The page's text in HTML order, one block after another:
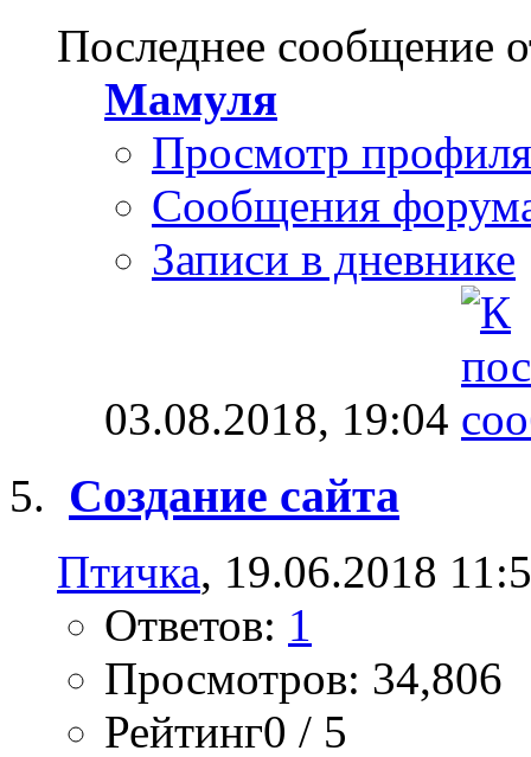
Последнее сообщение
Мамуля
Просмотр профиля
Сообщения
Записи в дневнике
03.08.2018, 19:04
Создание сайта
Птичка, 19.06.2018
Ответов: 1
Просмотров: 34,806
Рейтинг0 / 5